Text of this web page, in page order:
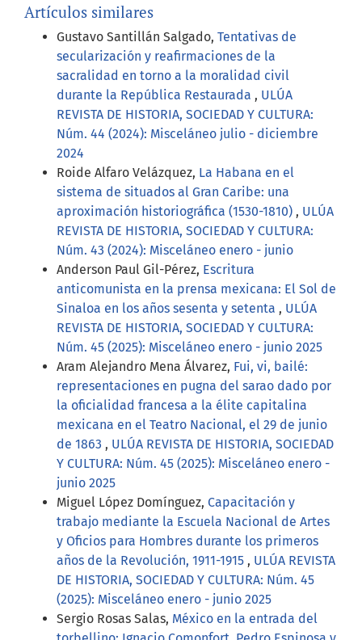
Artículos similares
Gustavo Santillán Salgado, Tentativas de
secularización y reafirmaciones de la
sacralidad en torno a la moralidad civil
durante la República Restaurada , ULÚA
REVISTA DE HISTORIA, SOCIEDAD Y CULTURA:
Núm. 44 (2024): Misceláneo julio - diciembre
2024
Roide Alfaro Velázquez, La Habana en el
sistema de situados al Gran Caribe: una
aproximación historiográfica (1530-1810) , ULÚA
REVISTA DE HISTORIA, SOCIEDAD Y CULTURA:
Núm. 43 (2024): Misceláneo enero - junio
Anderson Paul Gil-Pérez, Escritura
anticomunista en la prensa mexicana: El Sol de
Sinaloa en los años sesenta y setenta , ULÚA
REVISTA DE HISTORIA, SOCIEDAD Y CULTURA:
Núm. 45 (2025): Misceláneo enero - junio 2025
Aram Alejandro Mena Álvarez, Fui, vi, bailé:
representaciones en pugna del sarao dado por
la oficialidad francesa a la élite capitalina
mexicana en el Teatro Nacional, el 29 de junio
de 1863 , ULÚA REVISTA DE HISTORIA, SOCIEDAD
Y CULTURA: Núm. 45 (2025): Misceláneo enero -
junio 2025
Miguel López Domínguez, Capacitación y
trabajo mediante la Escuela Nacional de Artes
y Oficios para Hombres durante los primeros
años de la Revolución, 1911-1915 , ULÚA REVISTA
DE HISTORIA, SOCIEDAD Y CULTURA: Núm. 45
(2025): Misceláneo enero - junio 2025
Sergio Rosas Salas, México en la entrada del